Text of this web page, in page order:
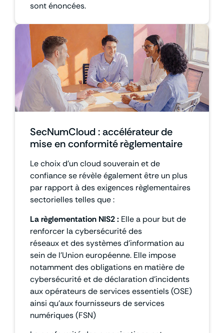
sont énoncées.
SecNumCloud : accélérateur de
mise en conformité règlementaire
Le choix d’un cloud souverain et de
confiance se révèle également être un plus
par rapport à des exigences règlementaires
sectorielles telles que :
La règlementation NIS2 : Elle a pour but de
renforcer la cybersécurité des
réseaux et des systèmes d’information au
sein de l’Union européenne. Elle impose
notamment des obligations en matière de
cybersécurité et de déclaration d’incidents
aux opérateurs de services essentiels (OSE)
ainsi qu’aux fournisseurs de services
numériques (FSN)